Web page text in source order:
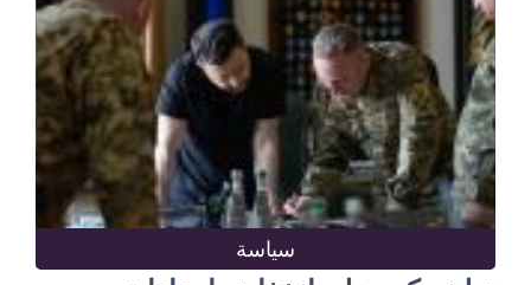
سياسة